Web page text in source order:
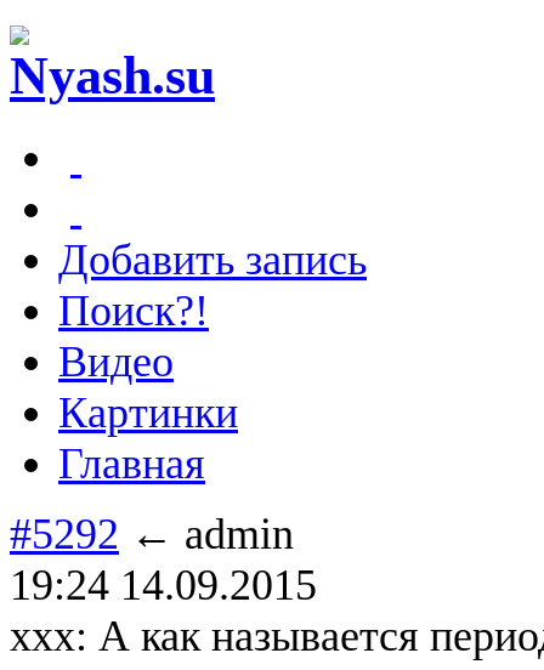
Добавить запись
Поиск?!
Видео
Картинки
Главная
#5292 ← admin
19:24 14.09.2015
xxx: А как называется